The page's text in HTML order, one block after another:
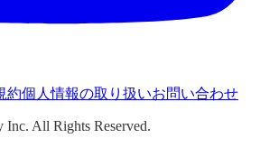
約個人情報の取り扱いお問い合わせ
Inc. All Rights Reserved.